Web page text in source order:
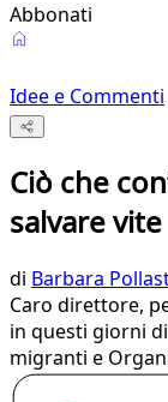
Abbonati
Idee e Commenti
Ciò che
salvare vite
di Barbara
Caro direttore,
in questi giorni
migranti e